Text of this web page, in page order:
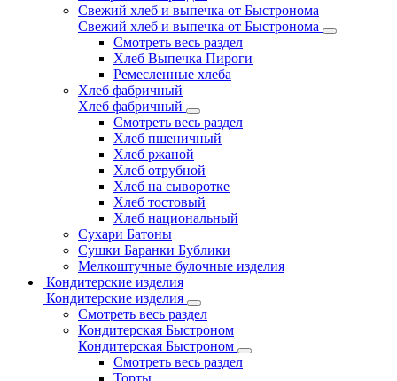
Свежий хлеб и выпечка от Быстронома
Свежий хлеб и выпечка от Быстронома
Смотреть весь раздел
Хлеб Выпечка Пироги
Ремесленные хлеба
Хлеб фабричный
Хлеб фабричный
Смотреть весь раздел
Хлеб пшеничный
Хлеб ржаной
Хлеб отрубной
Хлеб на сыворотке
Хлеб тостовый
Хлеб национальный
Сухари Батоны
Сушки Баранки Бублики
Мелкоштучные булочные изделия
Кондитерские изделия
Кондитерские изделия
Смотреть весь раздел
Кондитерская Быстроном
Кондитерская Быстроном
Смотреть весь раздел
Торты